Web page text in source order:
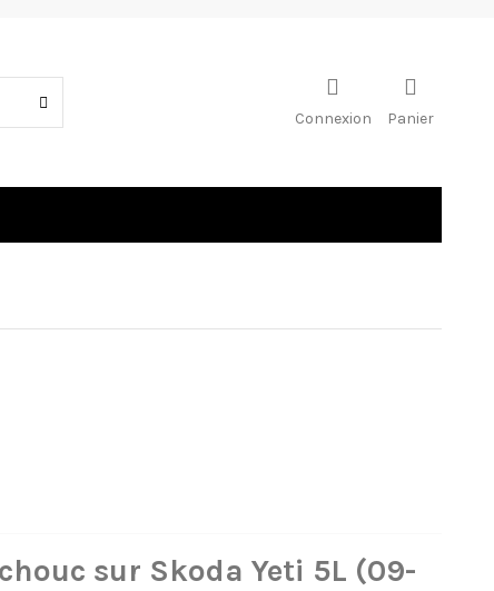
Connexion Panier
sur Skoda Yeti 5L (09-